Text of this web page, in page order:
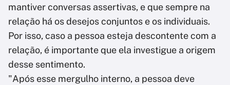
mantiver conversas assertivas, e que sempre na
relação há os desejos conjuntos e os individuais.
Por isso, caso a pessoa esteja descontente com a
relação, é importante que ela investigue a origem
desse sentimento.
"Após esse mergulho interno, a pessoa deve